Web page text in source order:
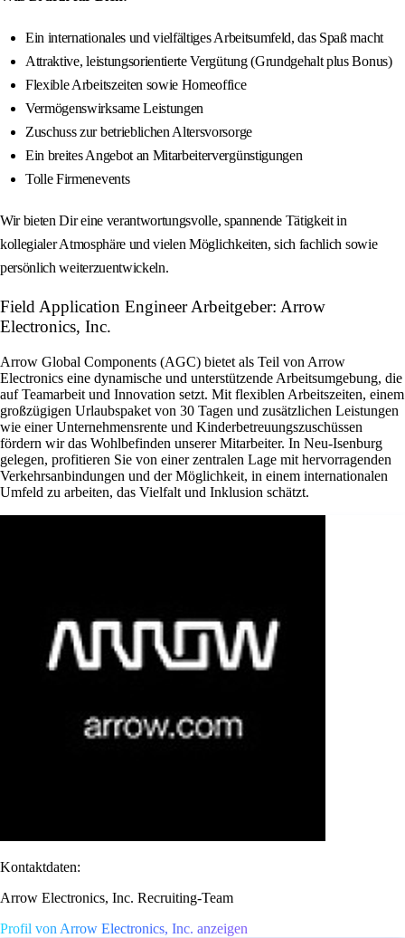
Ein internationales und vielfältiges Arbeitsumfeld, das Spaß macht
Attraktive, leistungsorientierte Vergütung (Grundgehalt plus Bonus)
Flexible Arbeitszeiten sowie Homeoffice
Vermögenswirksame Leistungen
Zuschuss zur betrieblichen Altersvorsorge
Ein breites Angebot an Mitarbeitervergünstigungen
Tolle Firmenevents
Wir bieten Dir eine verantwortungsvolle, spannende Tätigkeit in
kollegialer Atmosphäre und vielen Möglichkeiten, sich fachlich sowie
persönlich weiterzuentwickeln.
Field Application Engineer Arbeitgeber: Arrow
Electronics, Inc.
Arrow Global Components (AGC) bietet als Teil von Arrow
Electronics eine dynamische und unterstützende Arbeitsumgebung, die
auf Teamarbeit und Innovation setzt. Mit flexiblen Arbeitszeiten, einem
großzügigen Urlaubspaket von 30 Tagen und zusätzlichen Leistungen
wie einer Unternehmensrente und Kinderbetreuungszuschüssen
fördern wir das Wohlbefinden unserer Mitarbeiter. In Neu-Isenburg
gelegen, profitieren Sie von einer zentralen Lage mit hervorragenden
Verkehrsanbindungen und der Möglichkeit, in einem internationalen
Umfeld zu arbeiten, das Vielfalt und Inklusion schätzt.
Kontaktdaten:
Arrow Electronics, Inc. Recruiting-Team
Profil von Arrow Electronics, Inc. anzeigen